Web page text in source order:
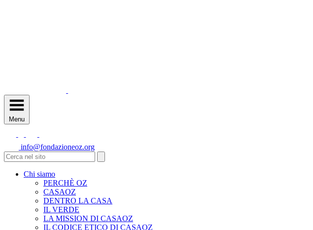
Menu
info@fondazioneoz.org
Chi siamo
PERCHÈ OZ
CASAOZ
DENTRO LA CASA
IL VERDE
LA MISSION DI CASAOZ
IL CODICE ETICO DI CASAOZ